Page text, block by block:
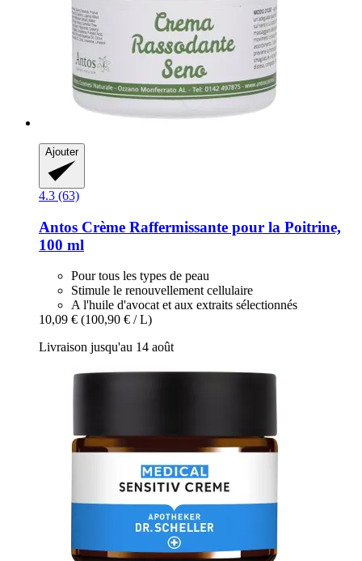
Ajouter
4.3 (63)
Antos Crème Raffermissante pour la Poitrine,
100 ml
Pour tous les types de peau
Stimule le renouvellement cellulaire
A l'huile d'avocat et aux extraits sélectionnés
10,09 € (100,90 € / L)
Livraison jusqu'au 14 août